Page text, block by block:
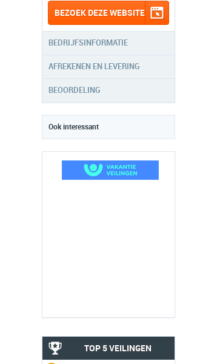
BEZOEK DEZE WEBSITE
BEDRIJFSINFORMATIE
AFREKENEN EN LEVERING
BEOORDELING
Ook interessant
TOP 5 VEILINGEN